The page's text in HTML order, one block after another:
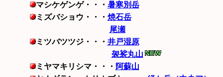
マシケゲンゲ・・・ 暑寒別岳
ミズバショウ・・・ 焼石岳
尾瀬
ミツバツツジ・・・ 井戸湿原
袈裟丸山
ミヤマキリシマ・・・ 阿蘇山